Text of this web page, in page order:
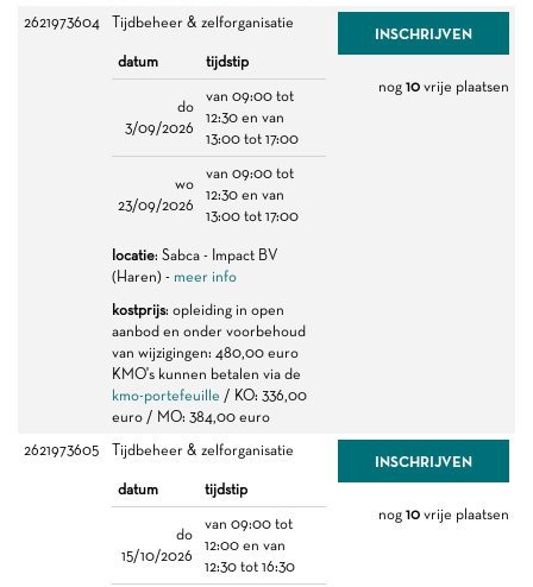
2621973604 Tijdbeheer & zelforganisatie
INSCHRIJVEN
nog 10 vrije plaatsen
datum tijdstip
do
3/09/2026
van 09:00 tot
12:30 en van
13:00 tot 17:00
wo
23/09/2026
van 09:00 tot
12:30 en van
13:00 tot 17:00
locatie: Sabca - Impact BV
(Haren) - meer info
kostprijs: opleiding in open
aanbod en onder voorbehoud
van wijzigingen: 480,00 euro
KMO's kunnen betalen via de
kmo-portefeuille / KO: 336,00
euro / MO: 384,00 euro
2621973605
Tijdbeheer & zelforganisatie
INSCHRIJVEN
nog 10 vrije plaatsen
datum tijdstip
do
15/10/2026
van 09:00 tot
12:00 en van
12:30 tot 16:30